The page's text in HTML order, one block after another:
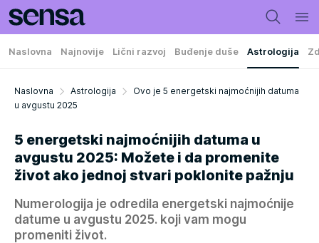
Naslovna Najnovije Lični razvoj Buđenje duše Astrologija
Naslovna Astrologija
Ovo je 5 energetski najmoćnijih datuma
u avgustu 2025
5 energetski najmoćnijih datuma u
avgustu 2025: Možete i da promenite
život ako jednoj stvari poklonite pažnju
Numerologija je odredila energetski najmoćnije
datume u avgustu 2025. koji vam mogu
promeniti život.